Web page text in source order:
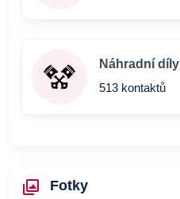
Náhradní
513 kontaktů
Fotky